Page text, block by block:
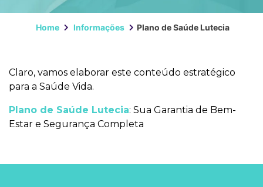
Home Informações Plano de Saúde Lutecia
Claro, vamos elaborar este conteúdo estratégico
para a Saúde Vida.
Plano de Saúde Lutecia: Sua Garantia de Bem-
Estar e Segurança Completa